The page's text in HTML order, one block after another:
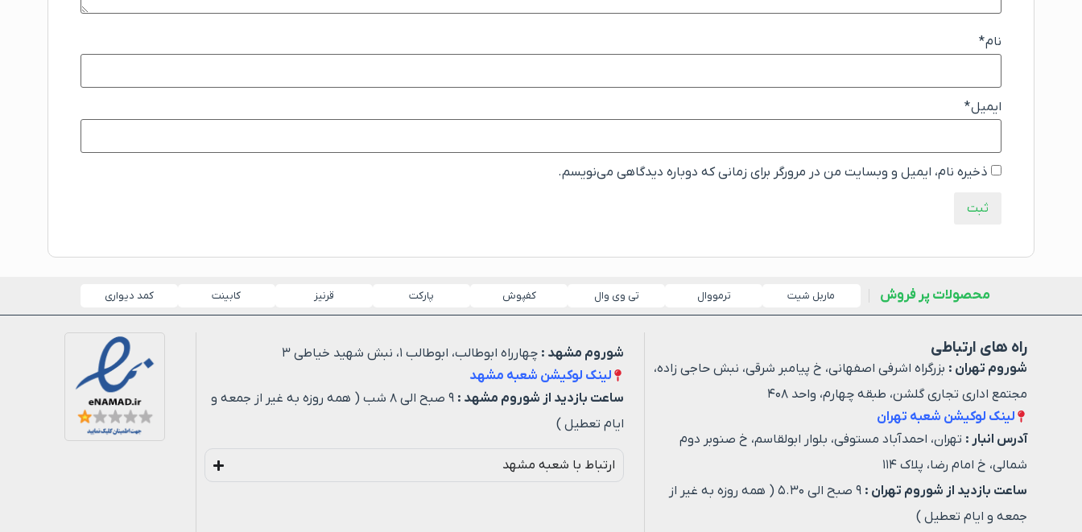
نام*
ایمیل*
ذخیره نام، ایمیل و وبسایت من در مرورگر برای زمانی که دوباره دیدگاهی می‌نویسم.
محصولات پر فروش ماربل شیت ترمووال تی وی وال کفپوش پارکت قرنیز کابینت کمد دیواری
راه های ارتباطی
شوروم تهران : بزرگراه اشرفی اصفهانی، خ پیامبر شرقی، نبش حاجی زاده،
مجتمع اداری تجاری گلشن، طبقه چهارم، واحد ۴۰۸
لینک لوکیشن شعبه تهران
آدرس انبار : تهران، احمدآباد مستوفی، بلوار ابولقاسم، خ صنوبر دوم
شمالی، خ امام رضا، پلاک ۱۱۴
ساعت بازدید از شوروم تهران :
۹ صبح الی ۵.۳۰ ( همه روزه به غیر از
جمعه و ایام تعطیل )
شوروم مشهد : چهارراه ابوطالب، ابوطالب ۱، نبش شهید خیاطی ۳
لینک لوکیشن شعبه مشهد
ساعت بازدید از شوروم مشهد :
۹ صبح الی ۸ شب ( همه روزه به غیر از جمعه و
ایام تعطیل )
ارتباط با شعبه مشهد